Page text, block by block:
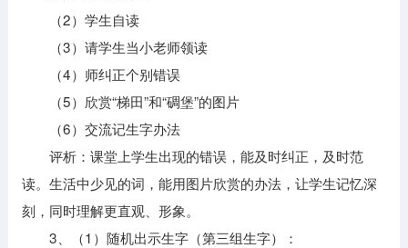
（2）学生自读
（3）请学生当小老师领读
（4）师纠正个别错误
（5）欣赏“梯田”和“碉堡”的图片
（6）交流记生字办法
评析：课堂上学生出现的错误，能及时纠正，及时范
读。生活中少见的词，能用图片欣赏的办法，让学生记忆深
刻，同时理解更直观、形象。
3、（1）随机出示生字（第三组生字）：